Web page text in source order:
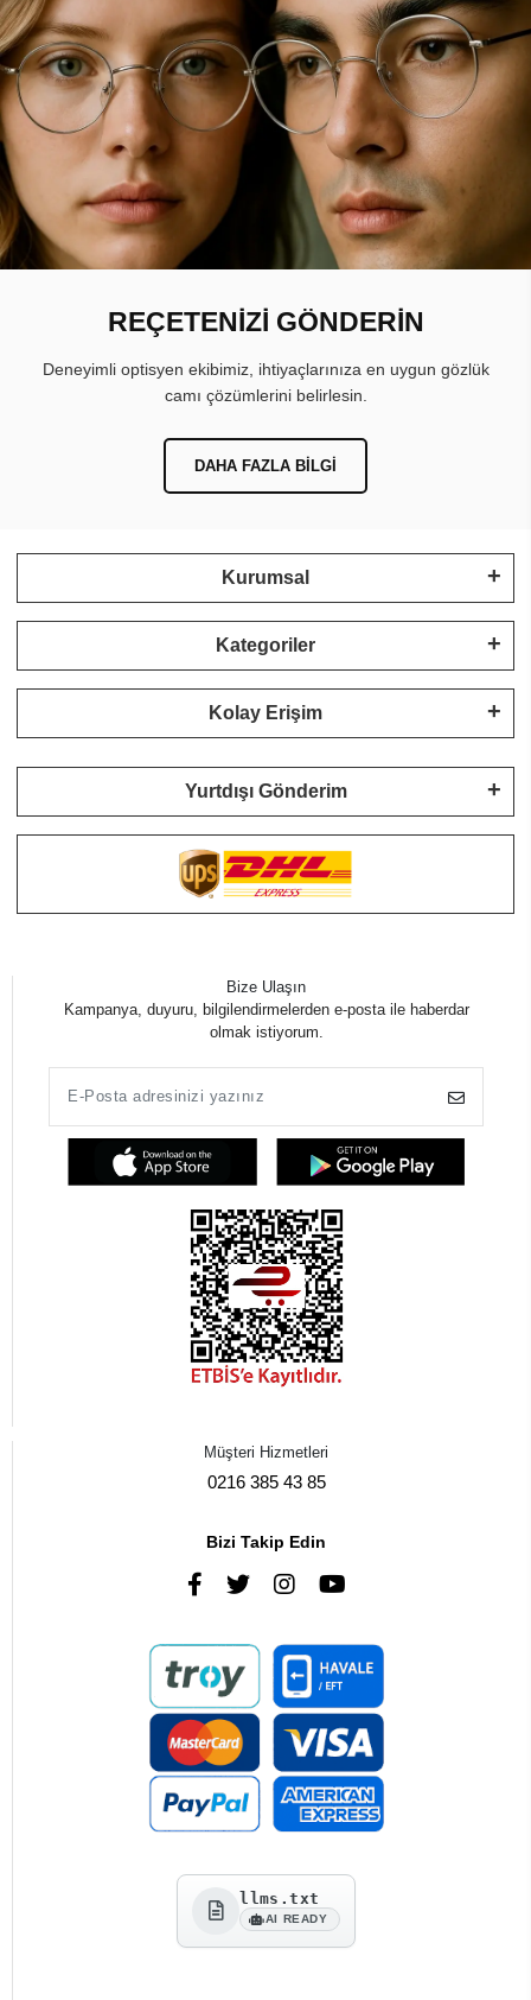
REÇETENİZİ GÖNDERİN
Deneyimli optisyen ekibimiz, ihtiyaçlarınıza en uygun gözlük
camı çözümlerini belirlesin.
DAHA FAZLA BILGI
Kurumsal
Kategoriler
Kolay Erişim
Yurtdışı Gönderim
Bize Ulaşın
Kampanya, duyuru, bilgilendirmelerden e-posta ile haberdar
olmak istiyorum.
Müşteri Hizmetleri
0216 385 43 85
Bizi Takip Edin
llms.txt
AI READY